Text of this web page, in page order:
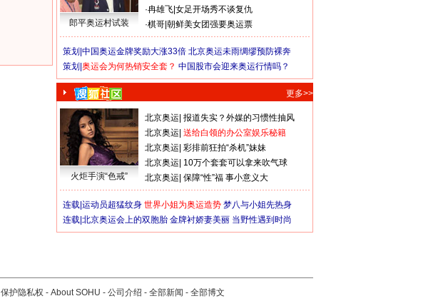
郎平奥运村试装
·冉雄飞 女足开场秀不谈复仇
·棋哥 朝鲜美女团强要奥运票
策划| 中国奥运金牌奖励大涨33倍 北京奥运未雨绸缪预防裸奔
策划| 奥运会为何热销安全套？ 中国股市会迎来奥运行情吗？
更多>>
火炬手演“色戒”
北京奥运 报道失实？外媒的习惯性抽风
北京奥运 送给白领的办公室娱乐秘籍
北京奥运 彩排前狂拍“杀机”妹妹
北京奥运 10万个套套可以拿来吹气球
北京奥运 保障“性”福 事小意义大
连载| 运动员超猛纹身 世界小姐为奥运造势 梦八与小姐先热身
连载| 北京奥运会上的双胞胎 金牌衬娇妻美丽 当野性遇到时尚
保护隐私权 - About SOHU - 公司介绍 - 全部新闻 - 全部博文